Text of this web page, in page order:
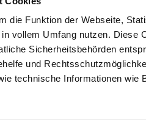
die Funktion der Webseite,
vollem Umfang nutzen.
Sicherheitsbehörden
und
technische Informationen